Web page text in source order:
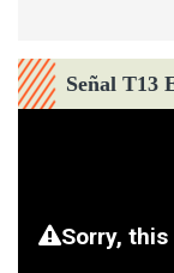
Señal T13